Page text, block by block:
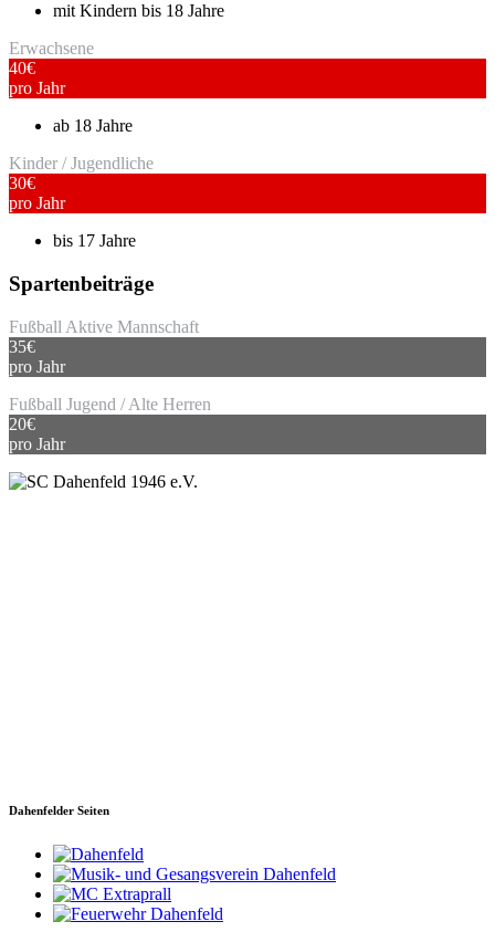
mit Kindern bis 18 Jahre
Erwachsene
40€
pro Jahr
ab 18 Jahre
Kinder / Jugendliche
30€
pro Jahr
bis 17 Jahre
Spartenbeiträge
Fußball Aktive Mannschaft
35€
pro Jahr
Fußball Jugend / Alte Herren
20€
pro Jahr
Dahenfelder Seiten